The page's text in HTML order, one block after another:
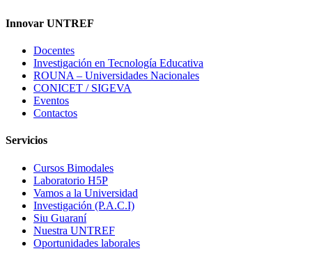
Innovar UNTREF
Docentes
Investigación en Tecnología Educativa
ROUNA – Universidades Nacionales
CONICET / SIGEVA
Eventos
Contactos
Servicios
Cursos Bimodales
Laboratorio H5P
Vamos a la Universidad
Investigación (P.A.C.I)
Siu Guaraní
Nuestra UNTREF
Oportunidades laborales